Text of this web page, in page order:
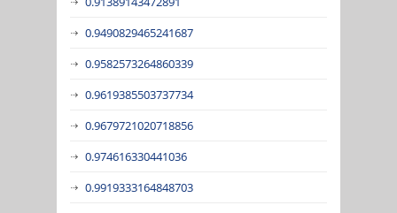
0.9490829465241687
0.9582573264860339
0.9619385503737734
0.9679721020718856
0.974616330441036
0.9919333164848703